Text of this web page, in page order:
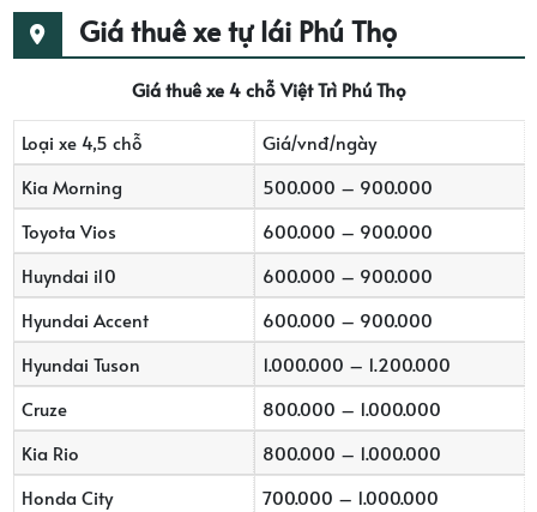
Giá thuê xe tự lái Phú Thọ
Giá thuê xe 4 chỗ Việt Trì Phú Thọ
Loại xe 4,5 chỗ
Giá/vnđ/ngày
Kia Morning
500.000 – 900.000
Toyota Vios
600.000 – 900.000
Huyndai i10
600.000 – 900.000
Hyundai Accent
600.000 – 900.000
Hyundai Tuson
1.000.000 – 1.200.000
Cruze
800.000 – 1.000.000
Kia Rio
800.000 – 1.000.000
Honda City
700.000 – 1.000.000